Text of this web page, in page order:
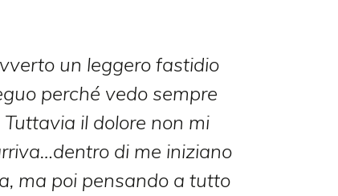
un leggero fastidio
perché vedo sempre
il dolore non mi
di me iniziano
ma poi pensando a tutto